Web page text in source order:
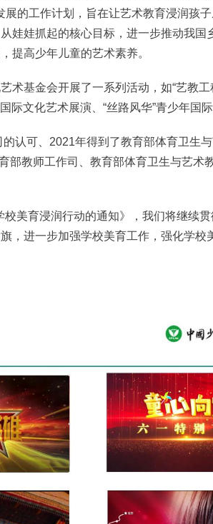
展的工作计划，旨在让艺术教育浸润孩
娃娃抓起的核心目标，进一步推动我国
提高少年儿童的艺术素养。
术基金会开展了一系列活动，如“艺教工
际文化艺术展演、“丝路风华”青少年国
认可、2021年得到了教育部体育卫生
部教师工作司、教育部体育卫生与艺术
美育浸润行动的通知》，我们将继续
，进一步加强学校美育工作，强化学校